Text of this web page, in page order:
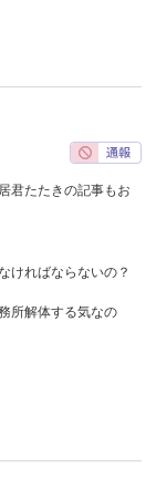
君たたきの記事もお
ければならないの？
所解体する気なの